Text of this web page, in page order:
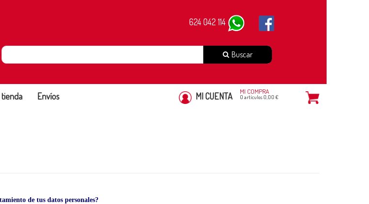
624 042 114
Buscar
Envíos MI CUENTA MI COMPRA
0 artículos 0,00 €
de tus datos personales?